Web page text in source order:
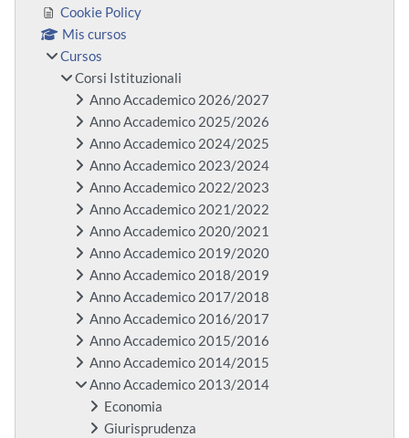
Cookie Policy
Mis cursos
Cursos
Corsi Istituzionali
Anno Accademico 2026/2027
Anno Accademico 2025/2026
Anno Accademico 2024/2025
Anno Accademico 2023/2024
Anno Accademico 2022/2023
Anno Accademico 2021/2022
Anno Accademico 2020/2021
Anno Accademico 2019/2020
Anno Accademico 2018/2019
Anno Accademico 2017/2018
Anno Accademico 2016/2017
Anno Accademico 2015/2016
Anno Accademico 2014/2015
Anno Accademico 2013/2014
Economia
Giurisprudenza